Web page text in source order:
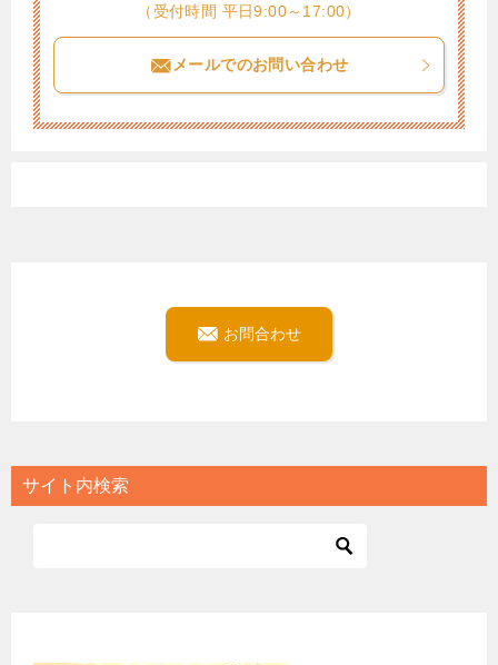
（受付時間 平日9:00～17:00）
メールでのお問い合わせ
お問合わせ
サイト内検索